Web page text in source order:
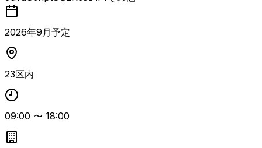
APIを外出しで構築します。 0ベースの新規開発ではなく、
既存基盤を活かしながら他システムでも利用可能な共通認証
APIを設計・実装していく上流寄りのポジションです。 生
成AIの活用を前提としたタスク遂行や、Slackなどのチャッ
APを利用した認証機能の設計・開発経験や、顧客折衝など
外部ステークホルダーとの定常的なコミュニケーション経験
があるとよりマッチします。
2026年9 月予定
23区内
09:00 〜 18:00